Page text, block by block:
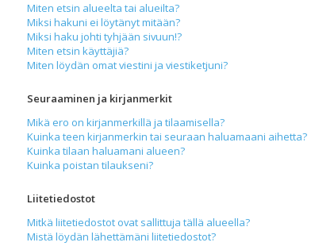
Miten etsin alueelta tai alueilta?
Miksi hakuni ei löytänyt mitään?
Miksi haku johti tyhjään sivuun!?
Miten etsin käyttäjiä?
Miten löydän omat viestini ja viestiketjuni?
Seuraaminen ja kirjanmerkit
Mikä ero on kirjanmerkillä ja tilaamisella?
Kuinka teen kirjanmerkin tai seuraan haluamaani aihetta?
Kuinka tilaan haluamani alueen?
Kuinka poistan tilaukseni?
Liitetiedostot
Mitkä liitetiedostot ovat sallittuja tällä alueella?
Mistä löydän lähettämäni liitetiedostot?